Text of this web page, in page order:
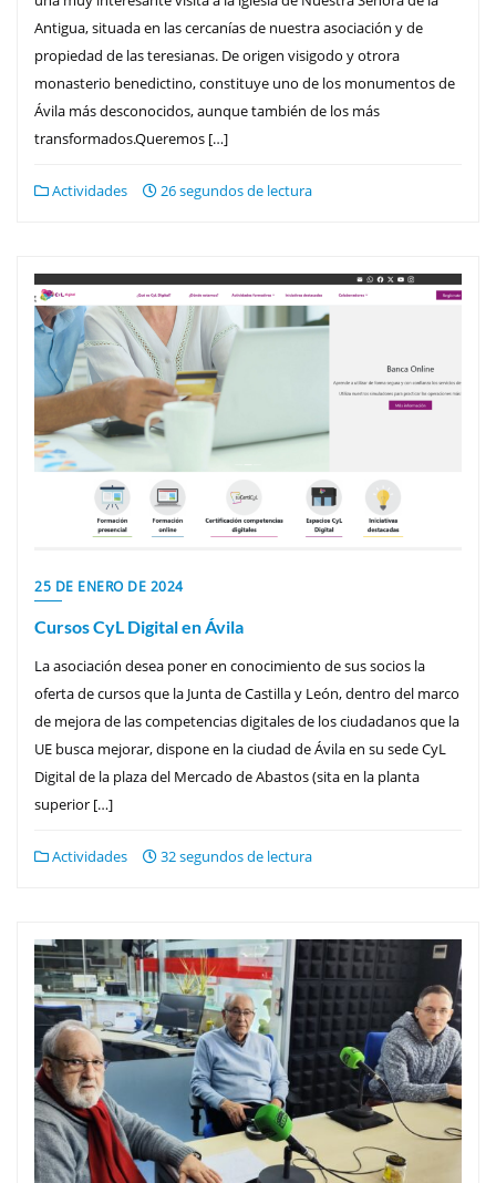
Antigua, situada en las cercanías de nuestra asociación y de
propiedad de las teresianas. De origen visigodo y otrora
monasterio benedictino, constituye uno de los monumentos de
Ávila más desconocidos, aunque también de los más
transformados.Queremos […]
Actividades 26 segundos de lectura
25 DE ENERO DE 2024
Cursos CyL Digital en Ávila
La asociación desea poner en conocimiento de sus socios la
oferta de cursos que la Junta de Castilla y León, dentro del marco
de mejora de las competencias digitales de los ciudadanos que la
UE busca mejorar, dispone en la ciudad de Ávila en su sede CyL
Digital de la plaza del Mercado de Abastos (sita en la planta
superior […]
Actividades 32 segundos de lectura